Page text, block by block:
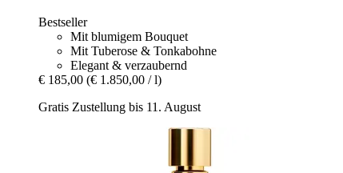
Bestseller
Mit blumigem Bouquet
Mit Tuberose & Tonkabohne
Elegant & verzaubernd
€ 185,00 (€ 1.850,00 / l)
Gratis Zustellung bis 11. August